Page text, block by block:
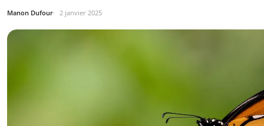
Manon Dufour 2 janvier 2025